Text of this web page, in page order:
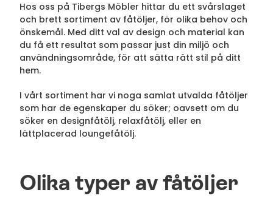
Hos oss på Tibergs Möbler hittar du ett svårslaget
och brett sortiment av fåtöljer, för olika behov och
önskemål. Med ditt val av design och material kan
du få ett resultat som passar just din miljö och
användningsområde, för att sätta rätt stil på ditt
hem.
I vårt sortiment har vi noga samlat utvalda fåtöljer
som har de egenskaper du söker; oavsett om du
söker en designfåtölj, relaxfåtölj, eller en
lättplacerad loungefåtölj.
Olika typer av fåtöljer